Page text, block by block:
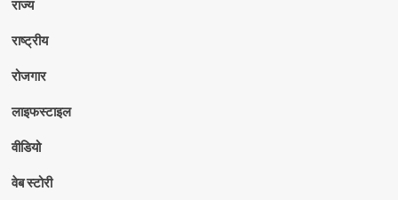
राज्य
राष्ट्रीय
रोजगार
लाइफस्टाइल
वीडियो
वेब स्टोरी